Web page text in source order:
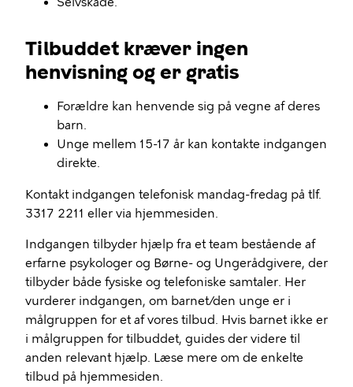
Tilbuddet kræver ingen
henvisning og er gratis
Forældre kan henvende sig på vegne af deres
barn.
Unge mellem 15-17 år kan kontakte indgangen
direkte.
Kontakt indgangen telefonisk mandag-fredag på tlf.
3317 2211 eller via hjemmesiden.
Indgangen tilbyder hjælp fra et team bestående af
erfarne psykologer og Børne- og Ungerådgivere, der
tilbyder både fysiske og telefoniske samtaler. Her
vurderer indgangen, om barnet/den unge er i
målgruppen for et af vores tilbud. Hvis barnet ikke er
i målgruppen for tilbuddet, guides der videre til
anden relevant hjælp. Læse mere om de enkelte
tilbud på hjemmesiden.